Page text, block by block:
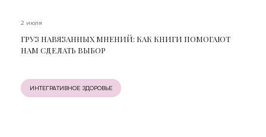
2 июля
ГРУЗ НАВЯЗАННЫХ МНЕНИЙ: КАК КНИГИ ПОМОГАЮТ
НАМ СДЕЛАТЬ ВЫБОР
ИНТЕГРАТИВНОЕ ЗДОРОВЬЕ